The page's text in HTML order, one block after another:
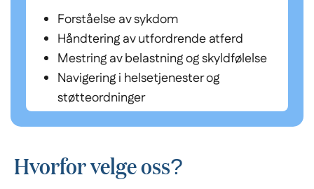
Forståelse av sykdom
Håndtering av utfordrende atferd
Mestring av belastning og skyldfølelse
Navigering i helsetjenester og
støtteordninger
Hvorfor velge oss?